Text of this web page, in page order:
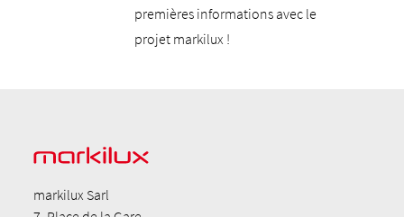
premières informations avec le
projet markilux !
markilux Sarl